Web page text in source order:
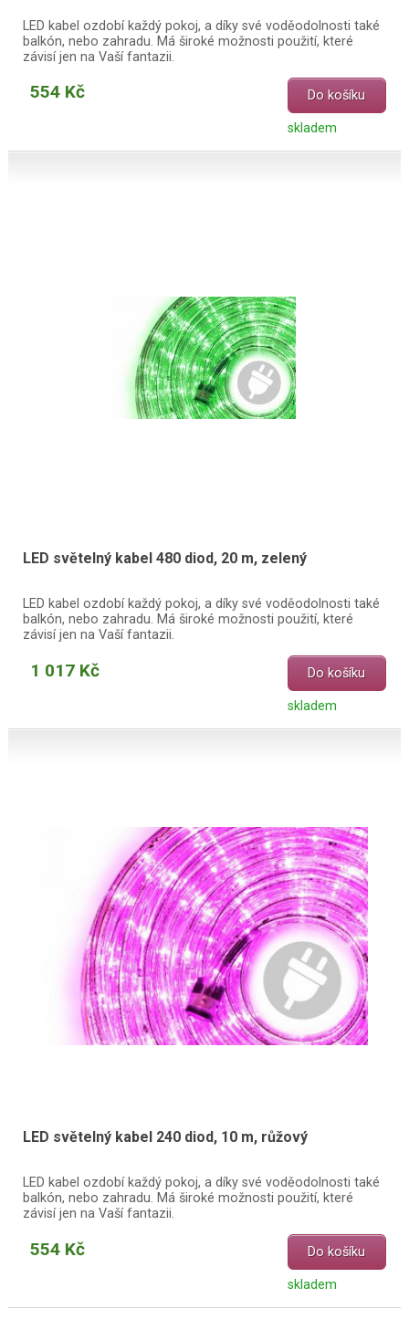
LED kabel ozdobí každý pokoj, a díky své voděodolnosti také
balkón, nebo zahradu. Má široké možnosti použití, které
závisí jen na Vaší fantazii.
554 Kč Do košíku
skladem
LED světelný kabel 480 diod, 20 m, zelený
LED kabel ozdobí každý pokoj, a díky své voděodolnosti také
balkón, nebo zahradu. Má široké možnosti použití, které
závisí jen na Vaší fantazii.
1 017 Kč Do košíku
skladem
LED světelný kabel 240 diod, 10 m, růžový
LED kabel ozdobí každý pokoj, a díky své voděodolnosti také
balkón, nebo zahradu. Má široké možnosti použití, které
závisí jen na Vaší fantazii.
554 Kč Do košíku
skladem